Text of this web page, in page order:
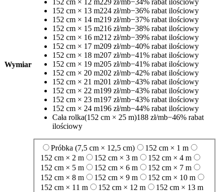
Wymiar
152 cm × 12 m229 zł/mb−34% rabat ilościowy
152 cm × 13 m224 zł/mb−36% rabat ilościowy
152 cm × 14 m219 zł/mb−37% rabat ilościowy
152 cm × 15 m216 zł/mb−38% rabat ilościowy
152 cm × 16 m212 zł/mb−39% rabat ilościowy
152 cm × 17 m209 zł/mb−40% rabat ilościowy
152 cm × 18 m207 zł/mb−41% rabat ilościowy
152 cm × 19 m205 zł/mb−41% rabat ilościowy
152 cm × 20 m202 zł/mb−42% rabat ilościowy
152 cm × 21 m201 zł/mb−43% rabat ilościowy
152 cm × 22 m199 zł/mb−43% rabat ilościowy
152 cm × 23 m197 zł/mb−43% rabat ilościowy
152 cm × 24 m196 zł/mb−44% rabat ilościowy
Cała rolka(152 cm × 25 m)188 zł/mb−46% rabat
ilościowy
Próbka (7,5 cm × 12,5 cm)
152 cm × 1 m
152 cm × 2 m
152 cm × 3 m
152 cm × 4 m
152 cm × 5 m
152 cm × 6 m
152 cm × 7 m
152 cm × 8 m
152 cm × 9 m
152 cm × 10 m
152 cm × 11 m
152 cm × 12 m
152 cm × 13 m